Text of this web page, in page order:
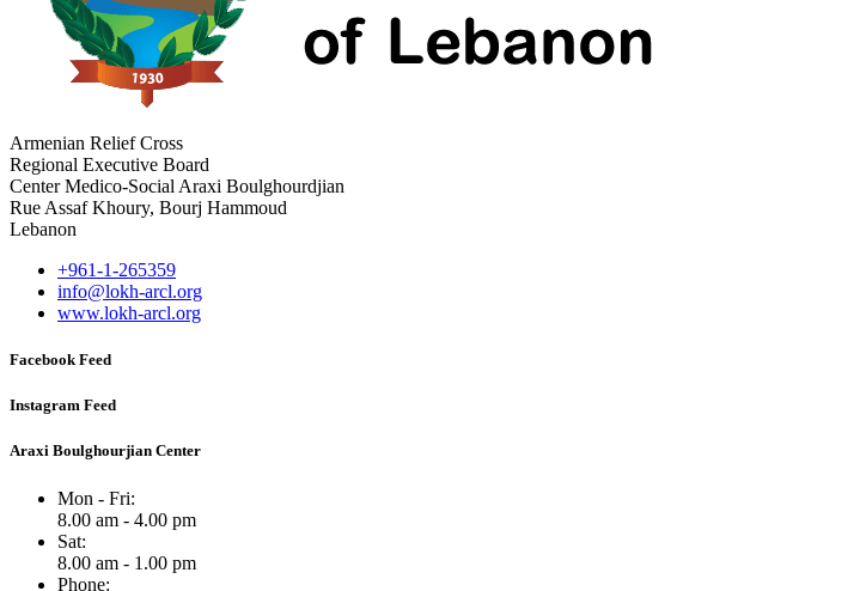
Armenian Relief Cross
Regional Executive Board
Center Medico-Social Araxi Boulghourdjian
Rue Assaf Khoury, Bourj Hammoud
Lebanon
+961-1-265359
info@lokh-arcl.org
www.lokh-arcl.org
Facebook Feed
Instagram Feed
Araxi Boulghourjian Center
Mon - Fri:
8.00 am - 4.00 pm
Sat:
8.00 am - 1.00 pm
Phone: